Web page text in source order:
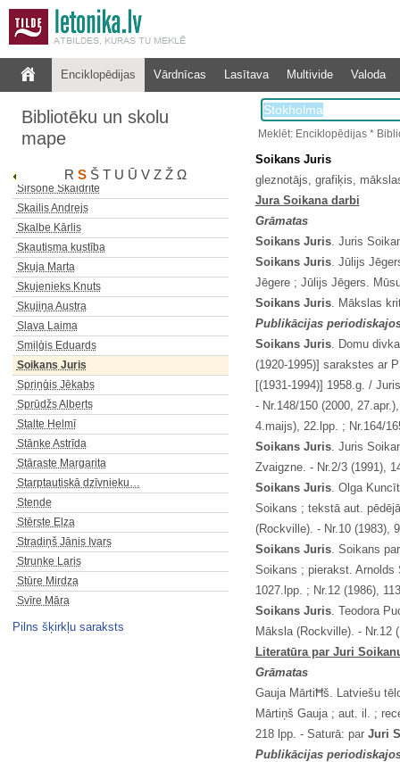
Enciklopēdijas Vārdnīcas Lasītava Multivide Valoda
Bibliotēku un skolu
mape
R S Š T U Ū V Z Ž Ω
Sartrs Žans Pols
Sebris Kārlis
Sēlis Roberts
Siliņš Edgars Imants
Silmaču brīvdabas estrādei un…
Sirsone Skaidrīte
Skailis Andrejs
Skalbe Kārlis
Skautisma kustība
Skuja Marta
Skujenieks Knuts
Skujiņa Austra
Slava Laima
Smiļģis Eduards
Soikans Juris
Spriņģis Jēkabs
Sprūdžs Alberts
Stalte Helmī
Stānke Astrīda
Stāraste Margarita
Starptautiskā dzīvnieku…
Stende
Stērste Elza
Stradiņš Jānis Ivars
Strunke Laris
Stūre Mirdza
Svīre Māra
Pilns šķirkļu saraksts
Meklēt: Enciklopēdijas *
Soikans Juris
gleznotājs, grafiķis,
Jura Soikana darbi
Grāmatas
Soikans Juris. Juris
Soikans Juris. Jūlijs
Jēgere ; Jūlijs Jēgers.
Soikans Juris. Mākslas
Publikācijas
Soikans Juris. Domu
(1920-1995)] sarakstes ar
[(1931-1994)] 1958.g. /
- Nr.148/150 (2000,
4.maijs), 22.lpp. ; Nr.164/
Soikans Juris. Juris
Zvaigzne. - Nr.2/3 (1991),
Soikans Juris. Olga
Soikans ; tekstā aut.
(Rockville). - Nr.10 (1983),
Soikans Juris. Soikans
Soikans ; pierakst. Arnolds
1027.lpp. ; Nr.12 (1986),
Soikans Juris. Teodora
Māksla (Rockville). - Nr.12
Literatūra par Juri
Grāmatas
Gauja MārtiĦš. Latviešu
Mārtiņš Gauja ; aut. il. ;
218 lpp. - Saturā: par Juri
Publikācijas